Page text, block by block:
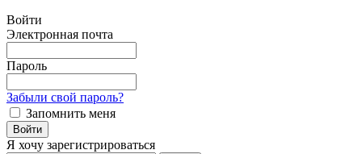
Войти
Электронная почта
Пароль
Забыли свой пароль?
Запомнить меня
Я хочу зарегистрироваться